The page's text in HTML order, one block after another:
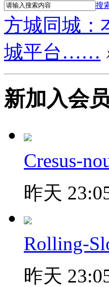
搜
方城同城：
城平台……
新加入会员
Cresus-
昨天
Rolling-
昨天